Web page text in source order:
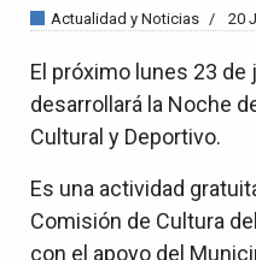
Actualidad y Noticias 20
El próximo lunes 23 de
desarrollará la Noche
Cultural y Deportivo.
Es una actividad
Comisión de Cultura
con el apoyo del